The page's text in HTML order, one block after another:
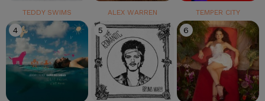
TEDDY SWIMS ALEX WARREN TEMPER CITY
4 5 6